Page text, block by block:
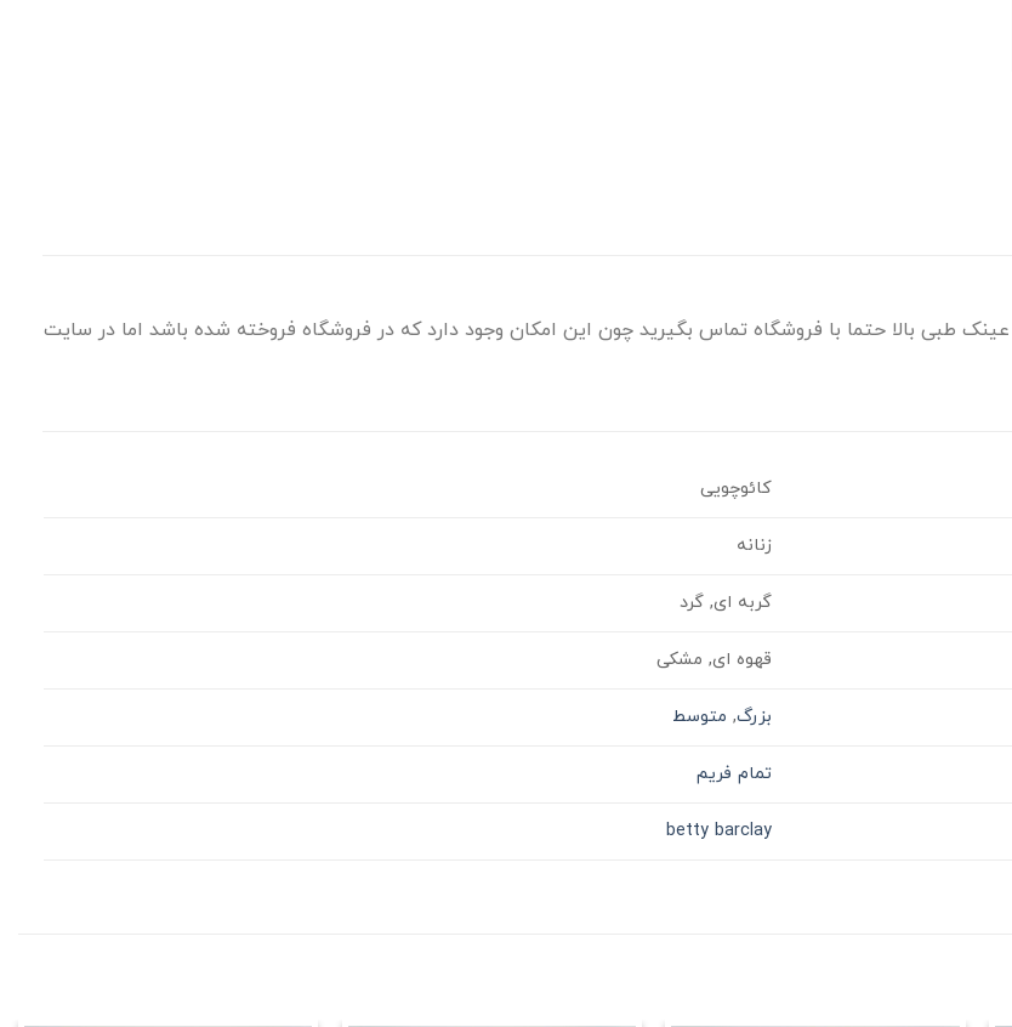
طبی بالا حتما با فروشگاه تماس بگیرید چون این امکان وجود دارد که در فروشگاه فروخته شده باشد اما در سایت
کائوچویی
زنانه
گربه ای, گرد
قهوه ای, مشکی
بزرگ, متوسط
تمام فریم
betty barclay